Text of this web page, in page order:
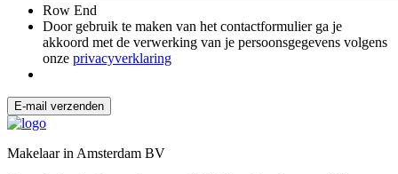
Row End
Door gebruik te maken van het contactformulier ga je
akkoord met de verwerking van je persoonsgegevens volgens
onze privacyverklaring
E-mail verzenden
Makelaar in Amsterdam BV